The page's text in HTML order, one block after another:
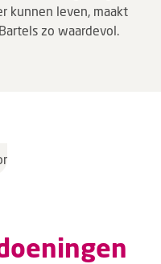
kunnen leven, maakt
zo waardevol.